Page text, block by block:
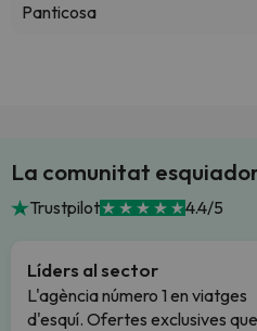
Panticosa
La comunitat
Trustpilot 4.4/5
Líders al sector
L'agència número 1 en viatges
d'esquí. Ofertes exclusives